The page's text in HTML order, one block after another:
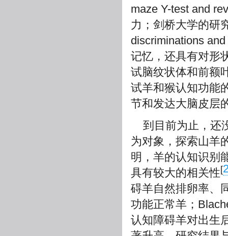
maze Y-test and
力；剑桥大学的研
discriminations
记忆，还具有对形
试脑纹状体和前额
试羊和猴认知功能
节和发达大脑皮层
到目前为止，还
为对象，探索山羊
明，羊的认知识别
具有较大的相关性[
碍羊自然排卵率、
功能正常羊；
认知障碍羊对出生